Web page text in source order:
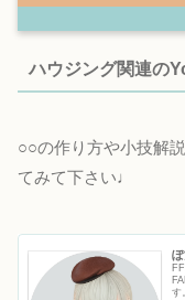
ハウジング関連の
○○の作り方や小技解
てみて下さい♩
す